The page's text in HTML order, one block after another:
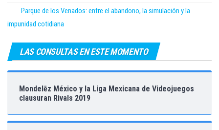
Parque de los Venados: entre el abandono, la simulación y la
impunidad cotidiana
LAS CONSULTAS EN ESTE MOMENTO
Mondelēz México y la Liga Mexicana de Videojuegos
clausuran Rivals 2019